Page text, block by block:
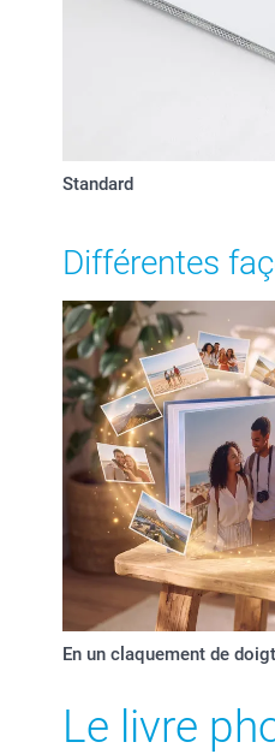
Standard
Différentes
En un claquement de
Le livre